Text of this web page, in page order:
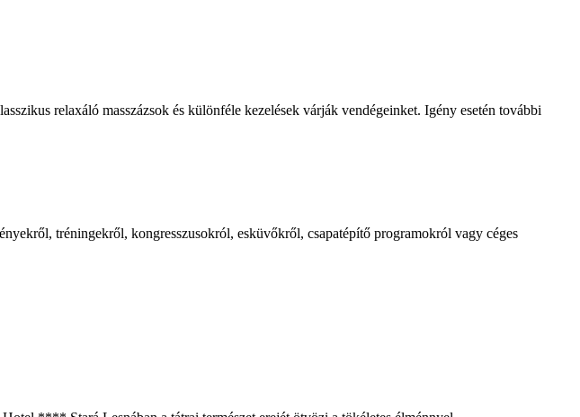
relaxáló masszázsok és különféle kezelések várják vendégeinket. Igény esetén további
tréningekről, kongresszusokról, esküvőkről, csapatépítő programokról vagy céges